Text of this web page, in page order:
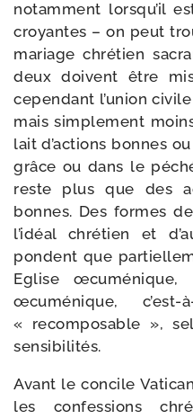
notam­ment lorsqu’il
croyantes – on peut
mariage chré­tien
deux doivent être
cepen­dant l’union
mais sim­ple­ment
lait d’actions bonnes
grâce ou dans le
reste plus que des
bonnes. Des formes
l’idéal chré­tien et
pondent que
Eglise œcu­mé­nique,
œcu­mé­nique,
« recom­po­sable »,
sensibilités.
Avant le concile
les confes­sions